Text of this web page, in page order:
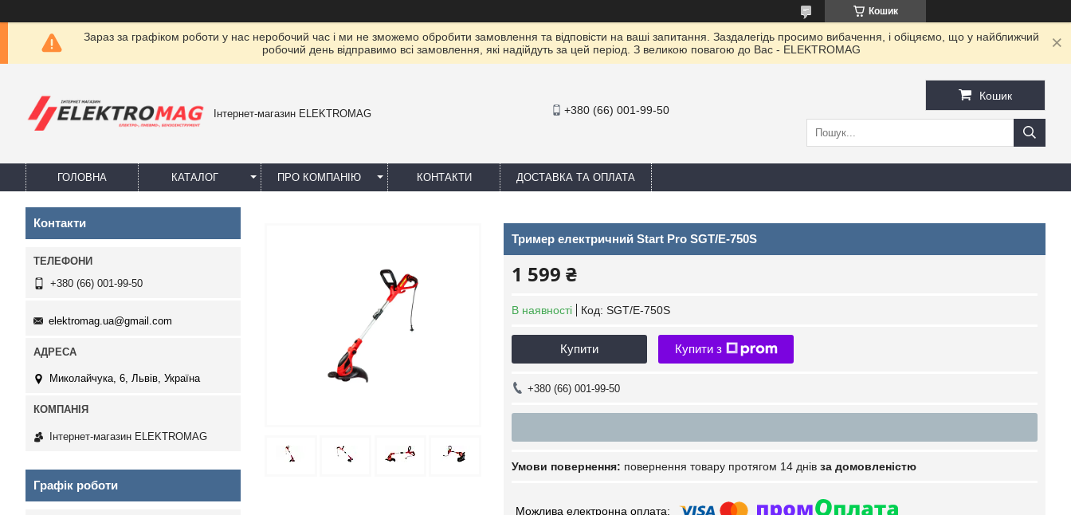
Кошик
Зараз за графіком роботи у нас неробочий час і ми не зможемо обробити замовлення та відповісти на ваші запитання. Заздалегідь просимо вибачення, і обіцяємо, що у найближчий
робочий день відправимо всі замовлення, які надійдуть за цей період. З великою повагою до Ваc - ELEKTROMAG
Інтернет-магазин ELEKTROMAG +380 (66) 001-99-50
Кошик
ГОЛОВНА КАТАЛОГ ПРО КОМПАНІЮ КОНТАКТИ ДОСТАВКА ТА ОПЛАТА
Тример електричний Start Pro SGT/E-750S
1 599 ₴
В наявності Код: SGT/E-750S
Купити Купити з
+380 (66) 001-99-50
повернення товару протягом 14 днів за домовленістю
Контакти
+380 (66) 001-99-50
elektromag.ua@gmail.com
Миколайчука, 6, Львів, Україна
Інтернет-магазин ELEKTROMAG
Графік роботи